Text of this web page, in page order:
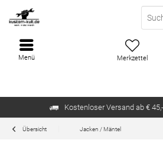
Kostenloser Versand ab €
Merkzettel
Menü
Übersicht Jacken / Mäntel